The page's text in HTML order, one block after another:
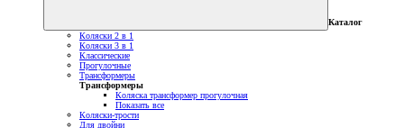
Каталог
Коляски 2 в 1
Коляски 3 в 1
Классические
Прогулочные
Трансформеры
Трансформеры
Коляска трансформер прогулочная
Показать все
Коляски-трости
Для двойни